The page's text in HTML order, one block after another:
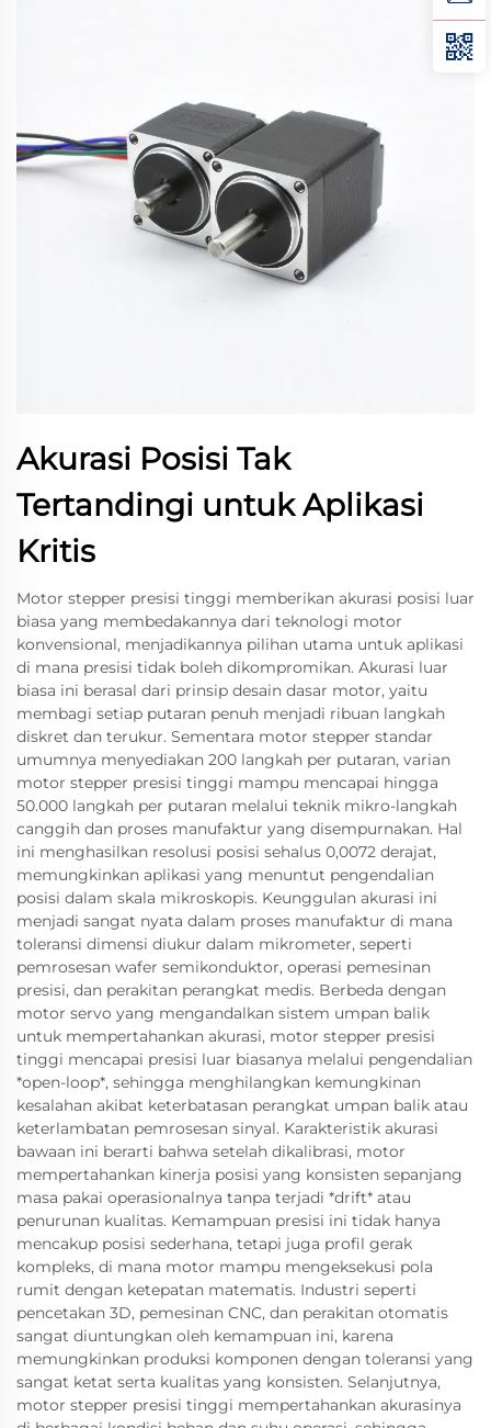
Akurasi Posisi Tak
Tertandingi untuk Aplikasi
Kritis
Motor stepper presisi tinggi memberikan akurasi posisi luar
biasa yang membedakannya dari teknologi motor
konvensional, menjadikannya pilihan utama untuk aplikasi
di mana presisi tidak boleh dikompromikan. Akurasi luar
biasa ini berasal dari prinsip desain dasar motor, yaitu
membagi setiap putaran penuh menjadi ribuan langkah
diskret dan terukur. Sementara motor stepper standar
umumnya menyediakan 200 langkah per putaran, varian
motor stepper presisi tinggi mampu mencapai hingga
50.000 langkah per putaran melalui teknik mikro-langkah
canggih dan proses manufaktur yang disempurnakan. Hal
ini menghasilkan resolusi posisi sehalus 0,0072 derajat,
memungkinkan aplikasi yang menuntut pengendalian
posisi dalam skala mikroskopis. Keunggulan akurasi ini
menjadi sangat nyata dalam proses manufaktur di mana
toleransi dimensi diukur dalam mikrometer, seperti
pemrosesan wafer semikonduktor, operasi pemesinan
presisi, dan perakitan perangkat medis. Berbeda dengan
motor servo yang mengandalkan sistem umpan balik
untuk mempertahankan akurasi, motor stepper presisi
tinggi mencapai presisi luar biasanya melalui pengendalian
*open-loop*, sehingga menghilangkan kemungkinan
kesalahan akibat keterbatasan perangkat umpan balik atau
keterlambatan pemrosesan sinyal. Karakteristik akurasi
bawaan ini berarti bahwa setelah dikalibrasi, motor
mempertahankan kinerja posisi yang konsisten sepanjang
masa pakai operasionalnya tanpa terjadi *drift* atau
penurunan kualitas. Kemampuan presisi ini tidak hanya
mencakup posisi sederhana, tetapi juga profil gerak
kompleks, di mana motor mampu mengeksekusi pola
rumit dengan ketepatan matematis. Industri seperti
pencetakan 3D, pemesinan CNC, dan perakitan otomatis
sangat diuntungkan oleh kemampuan ini, karena
memungkinkan produksi komponen dengan toleransi yang
sangat ketat serta kualitas yang konsisten. Selanjutnya,
motor stepper presisi tinggi mempertahankan akurasinya